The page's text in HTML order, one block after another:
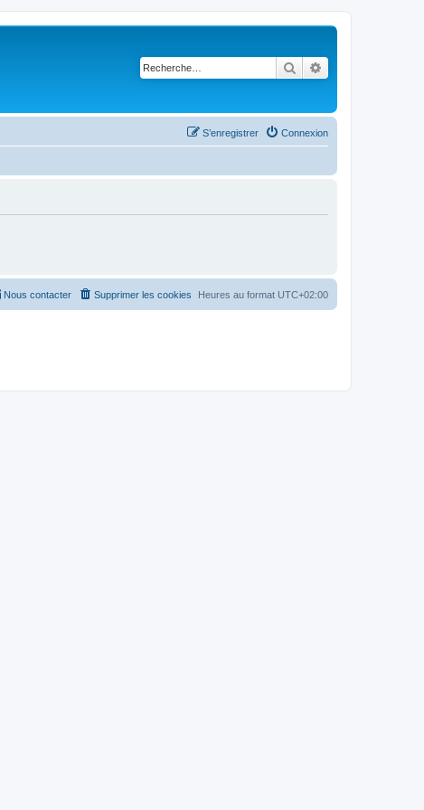
Rechercher
Connexion
S’enregistrer
Heures au format UTC+02:00
Supprimer les cookies
Nous contacter